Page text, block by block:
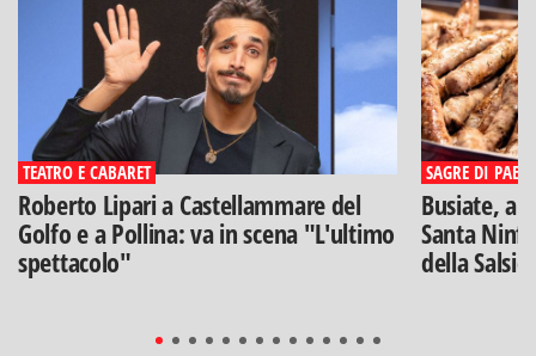
TEATRO E CABARET
Roberto Lipari a Castellammare del
Golfo e a Pollina: va in scena "L'ultimo
spettacolo"
SAGRE DI PAESE
Busiate,
Santa
della